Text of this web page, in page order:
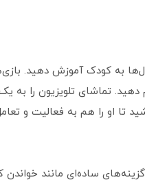
به کودک آموزش دهید.
تماشای تلویزیون را به
تا او را هم به فعالیت و تعامل
ساده‌ای مانند